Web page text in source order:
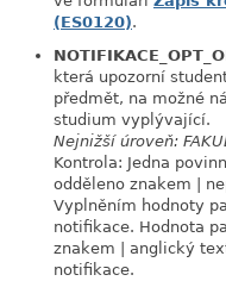
(ES0120).
která upozorní
předmět, na možné
studium vyplývající.
Nejnižší úroveň:
Kontrola: Jedna
odděleno znakem |
Vyplněním hodnoty
notifikace. Hodnota
znakem | anglický
notifikace.